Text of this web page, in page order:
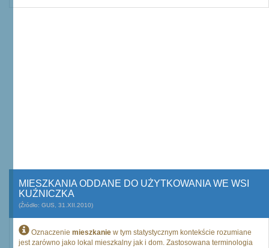
MIESZKANIA ODDANE DO UŻYTKOWANIA WE WSI
KUŹNICZKA
(Źródło: GUS, 31.XII.2010)
Oznaczenie mieszkanie w tym statystycznym kontekście rozumiane
jest zarówno jako lokal mieszkalny jak i dom. Zastosowana terminologia